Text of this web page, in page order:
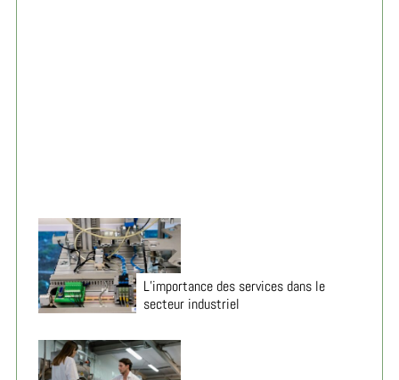
L’importance des services dans le
secteur industriel